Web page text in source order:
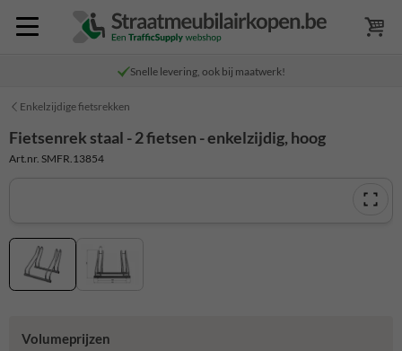
Snelle levering, ook bij maatwerk!
Enkelzijdige fietsrekken
Fietsenrek staal - 2 fietsen - enkelzijdig, hoog
Art.nr. SMFR.13854
Volumeprijzen